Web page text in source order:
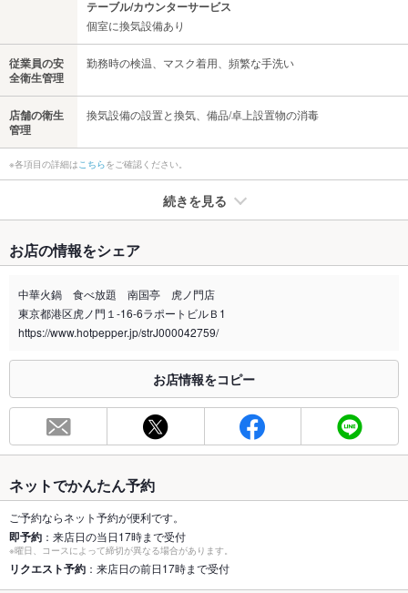
テーブル/カウンターサービス
個室に換気設備あり
従業員の安
全衛生管理
勤務時の検温、マスク着用、頻繁な手洗い
店舗の衛生
管理
換気設備の設置と換気、備品/卓上設置物の消毒
※各項目の詳細はこちらをご確認ください。
続きを見る
禁煙・喫煙
全席禁煙
喫煙専用室 あり
合わせください。
お席
80席(ご宴会など承ります。ご予約はお早めに)
容人数
個室 あり ：間仕切りできる半個室あり
座敷
なし ：お座敷はございませんが、ゆったり座れるテーブル席を
ご用意しております。
お店の情報をシェア
中華火鍋 食べ放題 南国亭 虎ノ門店
東京都港区虎ノ門１-16-6ラポートビルＢ1
https://www.hotpepper.jp/strJ000042759/
お店情報をコピー
ネットでかんたん予約
ご予約ならネット予約が便利です。
即予約 ：来店日の当日17時まで受付
※曜日、コースによって締切が異なる場合があります。
リクエスト予約 ：来店日の前日17時まで受付